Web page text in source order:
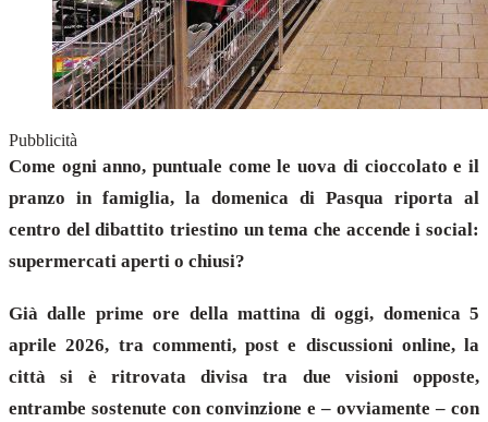
Pubblicità
Come ogni anno, puntuale come le uova di cioccolato e il
pranzo in famiglia, la domenica di Pasqua riporta al
centro del dibattito triestino un tema che accende i social:
supermercati aperti o chiusi?
Già dalle prime ore della mattina di oggi, domenica 5
aprile 2026, tra commenti, post e discussioni online, la
città si è ritrovata divisa tra due visioni opposte,
entrambe sostenute con convinzione e – ovviamente – con